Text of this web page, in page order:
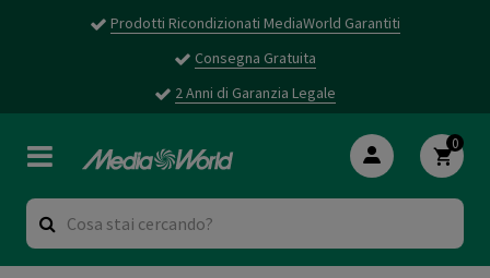
Prodotti Ricondizionati MediaWorld Garantiti
Consegna Gratuita
2 Anni di Garanzia Legale
0